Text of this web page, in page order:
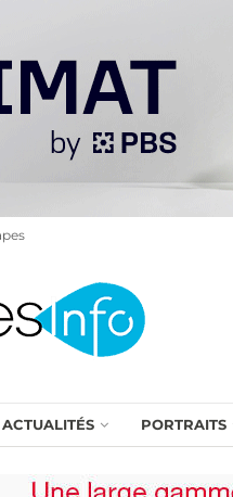
ACTUALITÉS PORTRAITS